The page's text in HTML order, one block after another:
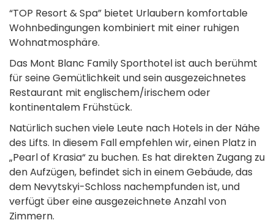
“TOP Resort & Spa” bietet Urlaubern komfortable
Wohnbedingungen kombiniert mit einer ruhigen
Wohnatmosphäre.
Das Mont Blanc Family Sporthotel ist auch berühmt
für seine Gemütlichkeit und sein ausgezeichnetes
Restaurant mit englischem/irischem oder
kontinentalem Frühstück.
Natürlich suchen viele Leute nach Hotels in der Nähe
des Lifts. In diesem Fall empfehlen wir, einen Platz in
„Pearl of Krasia“ zu buchen. Es hat direkten Zugang zu
den Aufzügen, befindet sich in einem Gebäude, das
dem Nevytskyi-Schloss nachempfunden ist, und
verfügt über eine ausgezeichnete Anzahl von
Zimmern.